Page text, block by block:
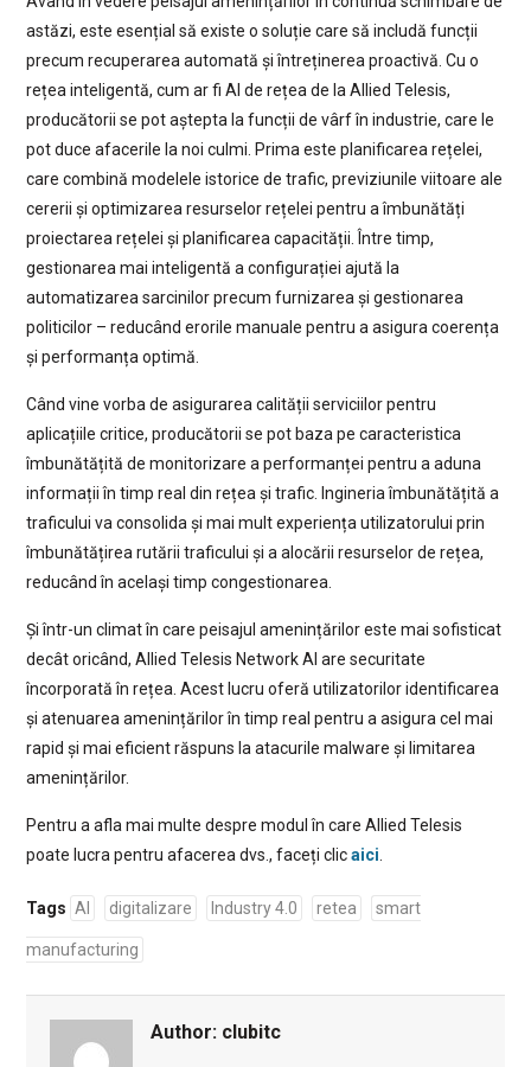
astăzi, este esențial să existe o soluție care să includă funcții
precum recuperarea automată și întreținerea proactivă. Cu o
rețea inteligentă, cum ar fi AI de rețea de la Allied Telesis,
producătorii se pot aștepta la funcții de vârf în industrie, care le
pot duce afacerile la noi culmi. Prima este planificarea rețelei,
care combină modelele istorice de trafic, previziunile viitoare ale
cererii și optimizarea resurselor rețelei pentru a îmbunătăți
proiectarea rețelei și planificarea capacității. Între timp,
gestionarea mai inteligentă a configurației ajută la
automatizarea sarcinilor precum furnizarea și gestionarea
politicilor – reducând erorile manuale pentru a asigura coerența
și performanța optimă.
Când vine vorba de asigurarea calității serviciilor pentru
aplicațiile critice, producătorii se pot baza pe caracteristica
îmbunătățită de monitorizare a performanței pentru a aduna
informații în timp real din rețea și trafic. Ingineria îmbunătățită a
traficului va consolida și mai mult experiența utilizatorului prin
îmbunătățirea rutării traficului și a alocării resurselor de rețea,
reducând în același timp congestionarea.
Și într-un climat în care peisajul amenințărilor este mai sofisticat
decât oricând, Allied Telesis Network AI are securitate
încorporată în rețea. Acest lucru oferă utilizatorilor identificarea
și atenuarea amenințărilor în timp real pentru a asigura cel mai
rapid și mai eficient răspuns la atacurile malware și limitarea
amenințărilor.
Pentru a afla mai multe despre modul în care Allied Telesis
poate lucra pentru afacerea dvs., faceți clicaici
Tags AI digitalizare Industry 4.0 retea smart
manufacturing
Author: clubitc